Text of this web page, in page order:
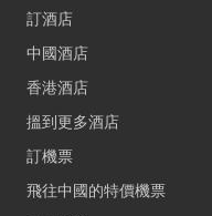
訂酒店
中國酒店
香港酒店
搵到更多酒店
訂機票
飛往中國的特價機票